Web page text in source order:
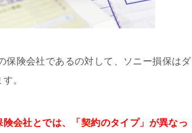
保険会社であるの対して、ソニー損保はダ
。
会社とでは、「契約のタイプ」が異なっ